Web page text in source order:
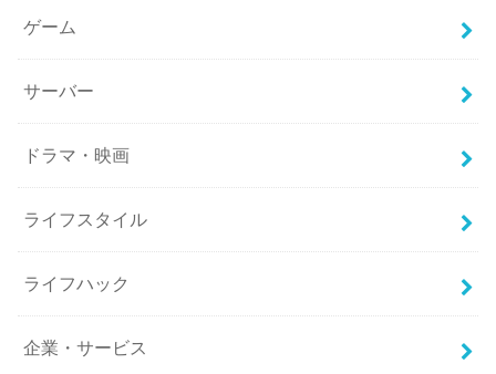
ゲーム
サーバー
ドラマ・映画
ライフスタイル
ライフハック
企業・サービス